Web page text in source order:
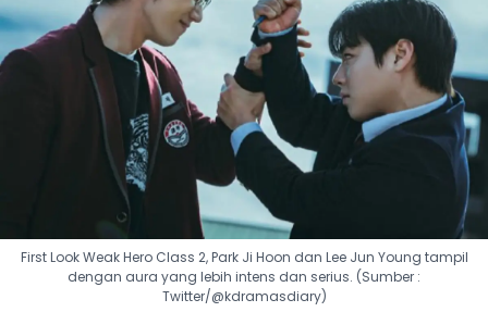
First Look Weak Hero Class 2, Park Ji Hoon dan Lee Jun Young tampil
dengan aura yang lebih intens dan serius. (Sumber :
Twitter/@kdramasdiary)